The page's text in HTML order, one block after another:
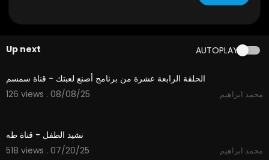
Up next AUTOPLAY
12:05
الحلقة الرابعة عشرة من برنامج أصنع لعبتك - قناة سمسم
126 views . 08/08/25
محمد ابراهيم
نشيد الطفل - قناة طه
518 views . 07/20/25
محمد ابراهيم